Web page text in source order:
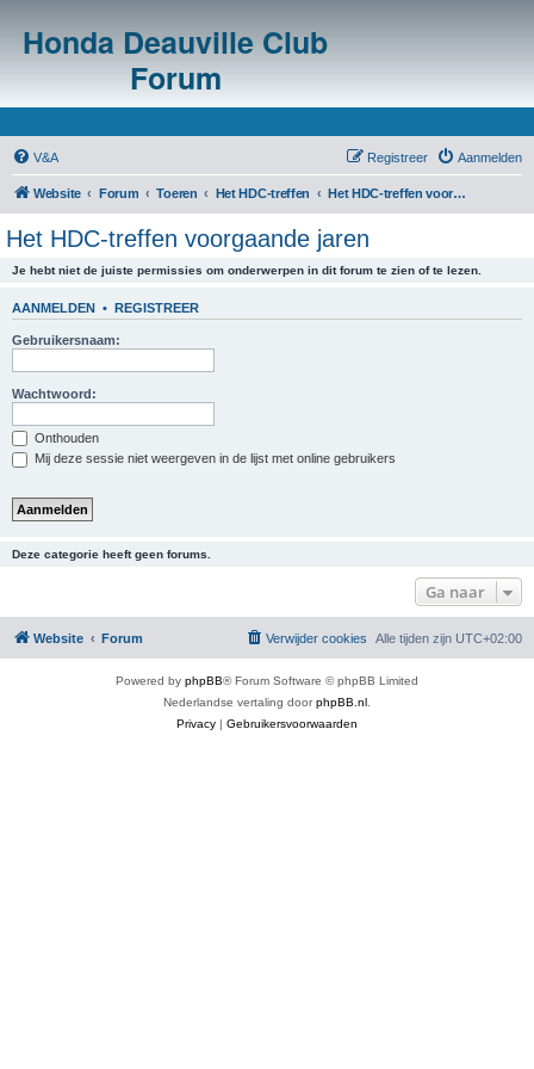
Honda Deauville Club
Forum
V&A Aanmelden
Registreer
Website Forum Toeren Het HDC-treffen Het HDC-treffen voorgaande jaren
Het HDC-treffen voorgaande jaren
Je hebt niet de juiste permissies om onderwerpen in dit forum te zien of te lezen.
AANMELDEN • REGISTREER
Gebruikersnaam:
Wachtwoord:
Onthouden
Mij deze sessie niet weergeven in de lijst met online gebruikers
Deze categorie heeft geen forums.
Ga naar
Website Forum Alle tijden zijn UTC+02:00
Verwijder cookies
Powered by phpBB® Forum Software © phpBB Limited
Nederlandse vertaling doorphpBB.nl
Privacy | Gebruikersvoorwaarden